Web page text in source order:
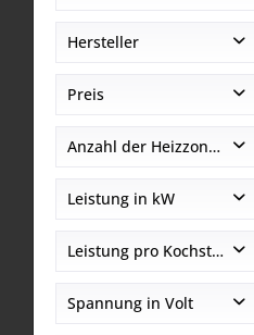
Hersteller
Berner
Preis
5258,00 €
Anzahl der Heizzonen
1
Leistung in kW
3,5
7,0
Leistung pro Kochstelle - kW
3,5
Spannung in Volt